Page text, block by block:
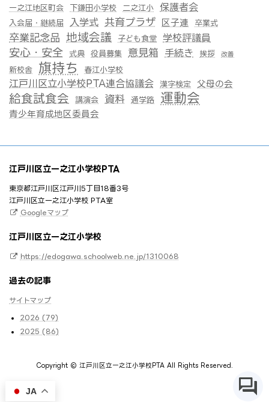
一之江地区町会 下鎌田小学校 二之江小 保護者会
入会届・継続届 入学式 共育プラザ 区子連 卒業式
卒業記念品 地域会議 子ども食堂 学校評議員
安心・安全 式典 役員募集 意見箱 手続き 挨拶 改善
新校舎 旗持ち 春江小学校
江戸川区立小学校PTA連合協議会 漢字検定 父母の会
給食試食会 講演会 資料 通学路 運動会
青少年育成地区委員会
江戸川区立一之江小学校PTA
東京都江戸川区江戸川5丁目18番3号
江戸川区立一之江小学校 PTA室
Googleマップ
江戸川区立一之江小学校
https://edogawa.schoolweb.ne.jp/1310068
過去の記事
サイトマップ
2026 (79)
2025 (86)
Copyright © 江戸川区立一之江小学校PTA All Rights Reserved.
JA